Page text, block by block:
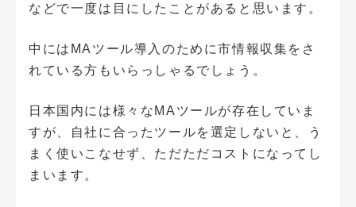
などで一度は目にしたことがあると思います。
中にはMAツール導入のために市情報収集をさ
れている方もいらっしゃるでしょう。
日本国内には様々なMAツールが存在していま
すが、自社に合ったツールを選定しないと、う
まく使いこなせず、ただただコストになってし
まいます。